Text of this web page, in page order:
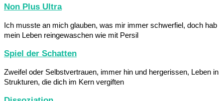
Non Plus Ultra
Ich musste an mich glauben, was mir immer schwerfiel, doch hab
mein Leben reingewaschen wie mit Persil
Spiel der Schatten
Zweifel oder Selbstvertrauen, immer hin und hergerissen, Leben in
Strukturen, die dich im Kern vergiften